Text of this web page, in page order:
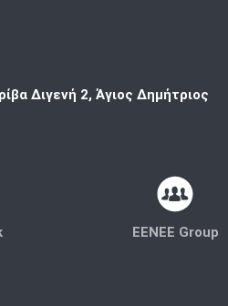
Διγενή 2, Άγιος Δημήτριος
EENEE Group